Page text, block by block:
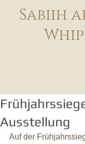
Sabiih
Ausstellung
Auf der